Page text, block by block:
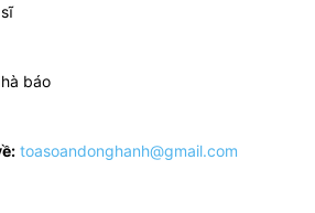
báo
toasoandonghanh@gmail.com